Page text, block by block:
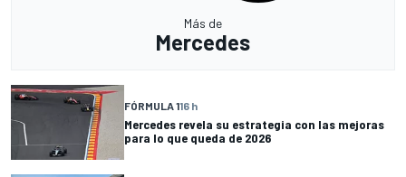
Más de
Mercedes
FÓRMULA 116 h
Mercedes revela su estrategia con las mejoras
para lo que queda de 2026